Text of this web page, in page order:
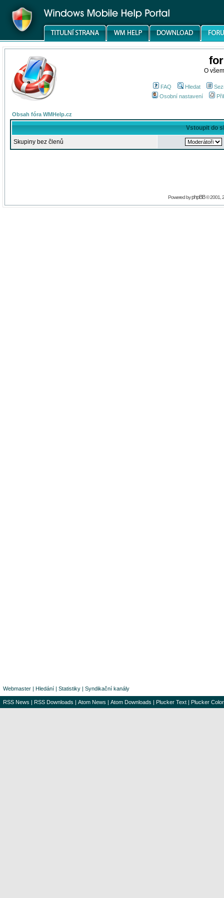
O
FAQ Hledat
Osobní nastavení
Obsah fóra WMHelp.cz
Vstoupit do
Skupiny bez členů
Powered byphpBB© 2001,
Webmaster | Hledání | Statistiky | Syndikační kanály
RSS News | RSS Downloads | Atom News | Atom Downloads | Plucker Text | Plucker Color